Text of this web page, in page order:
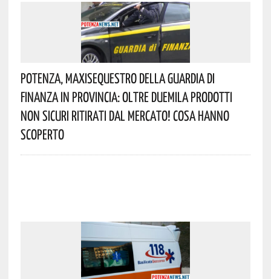
Potenza, Maxisequestro Della Guardia Di
Finanza In Provincia: Oltre Duemila Prodotti
Non Sicuri Ritirati Dal Mercato! Cosa Hanno
Scoperto